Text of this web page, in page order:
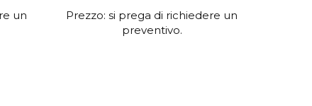
un
Prezzo: si prega di richiedere un
preventivo.